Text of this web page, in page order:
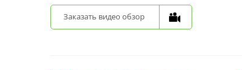
Заказать видео обзор